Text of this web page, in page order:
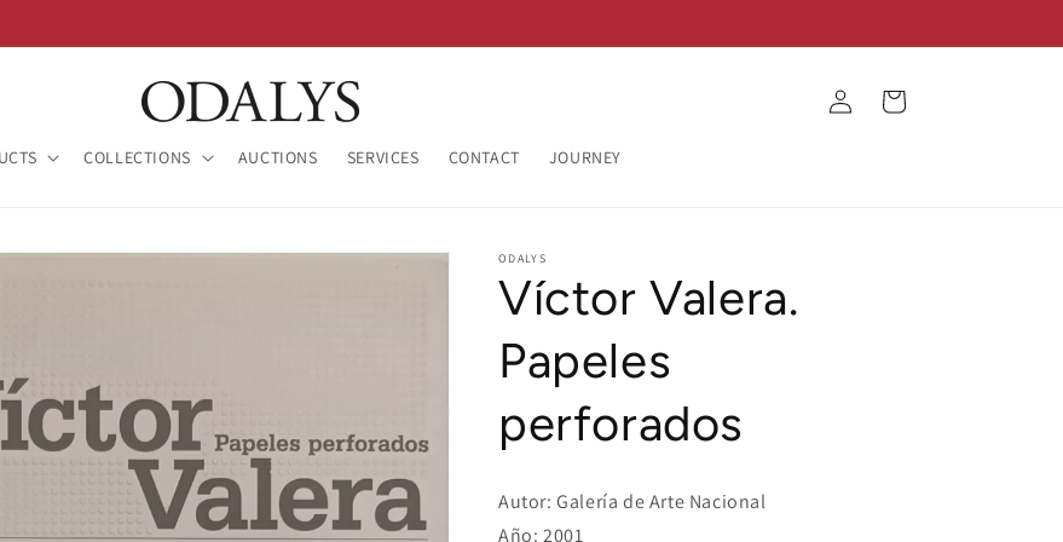
COLLECTIONS AUCTIONS SERVICES CONTACT JOURNEY
Log
in
Cart
ODALYS
Víctor Valera.
Papeles
perforados
Autor: Galería de Arte Nacional
Año: 2001